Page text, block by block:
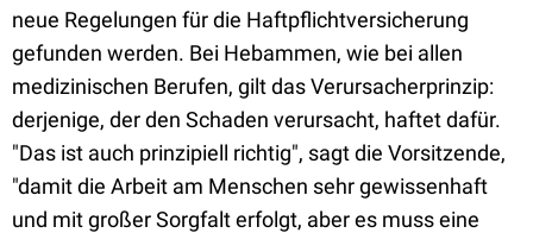
neue Regelungen für die Haftpflichtversicherung
gefunden werden. Bei Hebammen, wie bei allen
medizinischen Berufen, gilt das Verursacherprinzip:
derjenige, der den Schaden verursacht, haftet dafür.
"Das ist auch prinzipiell richtig", sagt die Vorsitzende,
"damit die Arbeit am Menschen sehr gewissenhaft
und mit großer Sorgfalt erfolgt, aber es muss eine